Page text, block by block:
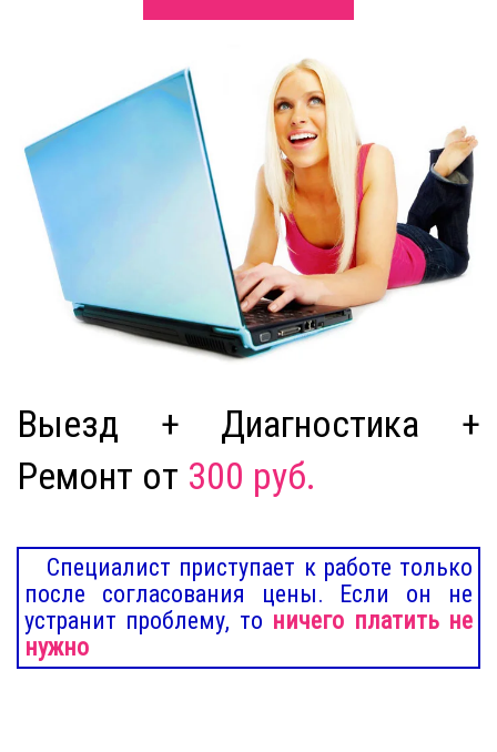
Выезд + Диагностика +
Ремонт от 300 руб.
Специалист приступает к работе только
после согласования цены. Если он не
устранит проблему, то ничего платить не
нужно